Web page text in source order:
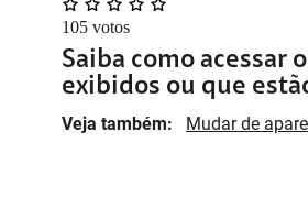
105 votos
Saiba como acessar
exibidos ou que
Veja também: Mudar de